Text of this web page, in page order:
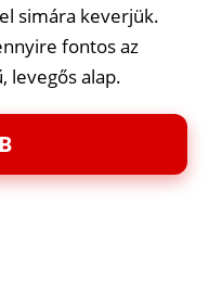
simára keverjük.
fontos az
levegős alap.